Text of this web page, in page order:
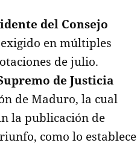
del Consejo
en múltiples
de julio.
de Justicia
de Maduro, la cual
la publicación de
como lo establece